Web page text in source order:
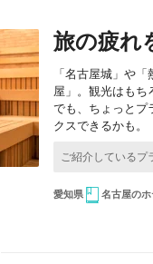
旅の疲れ
「名古屋城」や
屋」。観光はもち
でも、ちょっとプ
クスできるかも。
愛知県 名古屋の